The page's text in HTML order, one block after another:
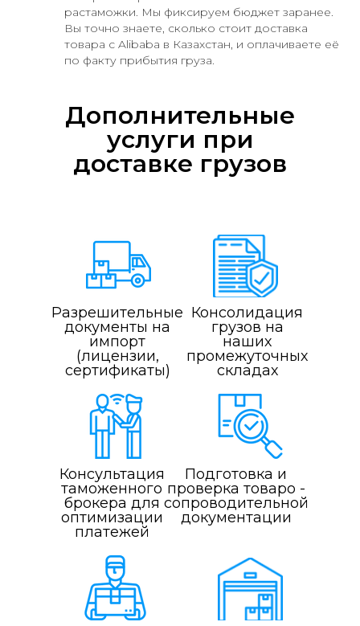
растаможки. Мы фиксируем бюджет заранее.
Вы точно знаете, сколько стоит доставка
товара с Alibaba в Казахстан, и оплачиваете её
по факту прибытия груза.
Дополнительные
услуги при
доставке грузов
Консолидация
грузов на
наших
промежуточных
складах
Разрешительные
документы на
импорт
(лицензии,
сертификаты)
Консультация
таможенного
брокера для
оптимизации
платежей
Подготовка и
проверка товаро -
сопроводительной
документации